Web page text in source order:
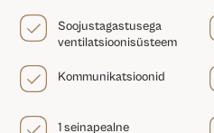
Soojustagastusega
ventilatsioonisüsteem
Kommunikatsioonid
1 seinapealne